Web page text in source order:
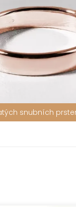
snubních